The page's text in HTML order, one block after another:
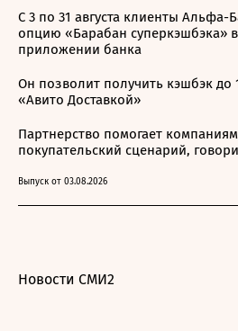
С 3 по 31 августа клиенты Альфа-
опцию «Барабан суперкэшбэка»
приложении банка
Он позволит получить кэшбэк до
«Авито Доставкой»
Партнерство помогает
покупательский сценарий,
Выпуск от 03.08.2026
Новости СМИ2